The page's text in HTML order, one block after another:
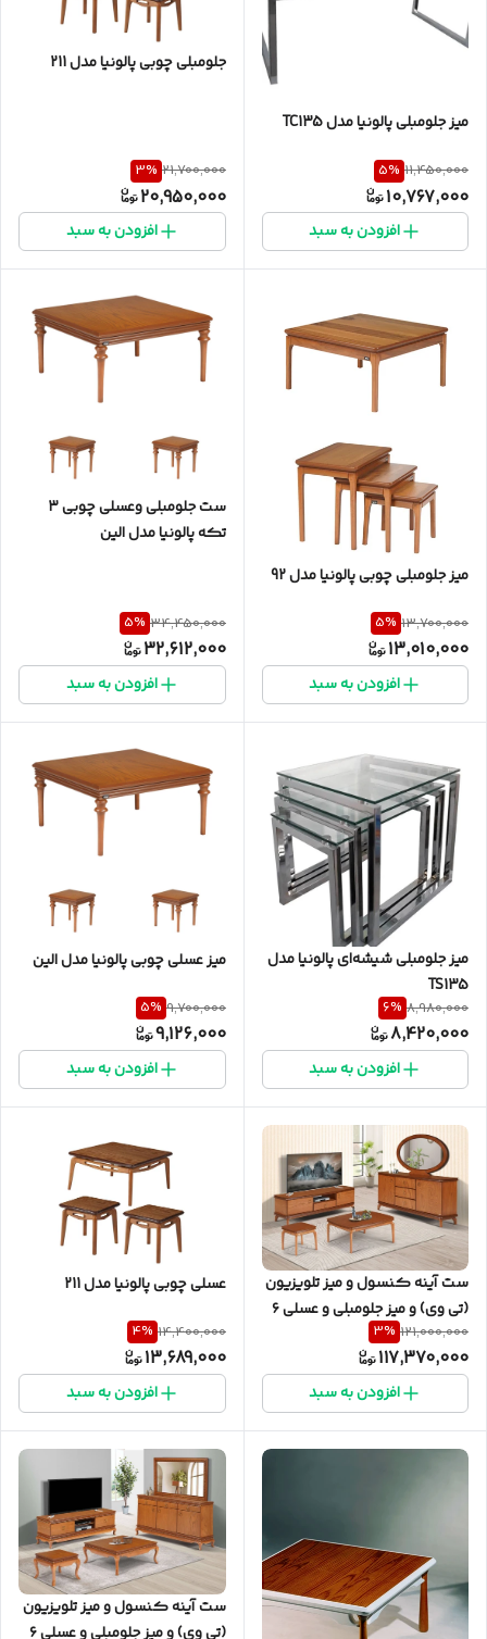
میز جلومبلی پالونیا مدل TC135
11,450,000
5%
10,767,000
افزودن به سبد
جلومبلی چوبی پالونیا مدل 211
21,700,000
3%
20,950,000
افزودن به سبد
میز جلومبلی چوبی پالونیا مدل 92
13,700,000
5%
13,010,000
افزودن به سبد
ست جلومبلی وعسلی چوبی ۳
تکه پالونیا مدل الین
34,450,000
5%
32,612,000
افزودن به سبد
میز جلومبلی شیشه‌ای پالونیا مدل
TS135
8,980,000
6%
8,420,000
افزودن به سبد
میز عسلی چوبی پالونیا مدل الین
9,700,000
5%
9,126,000
افزودن به سبد
ست آینه کنسول و میز تلویزیون
(تی وی) و میز جلومبلی و عسلی ۶
تکه پالونیا مدل ۲۰۶
121,000,000
3%
117,370,000
افزودن به سبد
عسلی چوبی پالونیا مدل 211
14,400,000
4%
13,689,000
افزودن به سبد
ست آینه کنسول و میز تلویزیون
(تی وی) و میز جلومبلی و عسلی ۶